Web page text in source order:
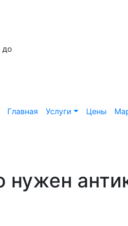
до
Главная Услуги Цены
нужен